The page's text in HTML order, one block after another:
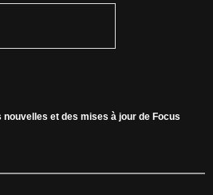
et des mises à jour de Focus